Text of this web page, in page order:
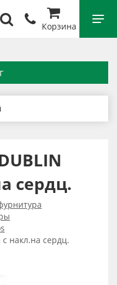
Корзина
сердц.
накл.на сердц.